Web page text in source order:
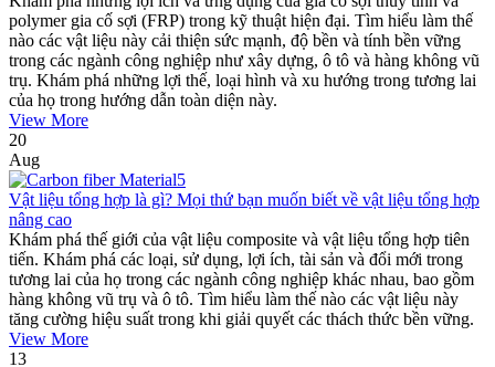
polymer gia cố sợi (FRP) trong kỹ thuật hiện đại. Tìm hiểu làm thế
nào các vật liệu này cải thiện sức mạnh, độ bền và tính bền vững
trong các ngành công nghiệp như xây dựng, ô tô và hàng không vũ
trụ. Khám phá những lợi thế, loại hình và xu hướng trong tương lai
của họ trong hướng dẫn toàn diện này.
View More
20
Aug
Vật liệu tổng hợp là gì? Mọi thứ bạn muốn biết về vật liệu tổng hợp
nâng cao
Khám phá thế giới của vật liệu composite và vật liệu tổng hợp tiên
tiến. Khám phá các loại, sử dụng, lợi ích, tài sản và đổi mới trong
tương lai của họ trong các ngành công nghiệp khác nhau, bao gồm
hàng không vũ trụ và ô tô. Tìm hiểu làm thế nào các vật liệu này
tăng cường hiệu suất trong khi giải quyết các thách thức bền vững.
View More
13